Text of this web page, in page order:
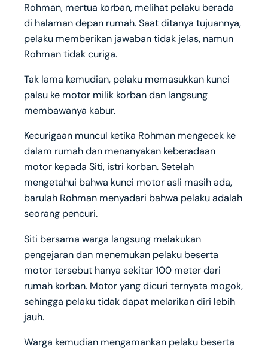
Rohman, mertua korban, melihat pelaku berada
di halaman depan rumah. Saat ditanya tujuannya,
pelaku memberikan jawaban tidak jelas, namun
Rohman tidak curiga.
Tak lama kemudian, pelaku memasukkan kunci
palsu ke motor milik korban dan langsung
membawanya kabur.
Kecurigaan muncul ketika Rohman mengecek ke
dalam rumah dan menanyakan keberadaan
motor kepada Siti, istri korban. Setelah
mengetahui bahwa kunci motor asli masih ada,
barulah Rohman menyadari bahwa pelaku adalah
seorang pencuri.
Siti bersama warga langsung melakukan
pengejaran dan menemukan pelaku beserta
motor tersebut hanya sekitar 100 meter dari
rumah korban. Motor yang dicuri ternyata mogok,
sehingga pelaku tidak dapat melarikan diri lebih
jauh.
Warga kemudian mengamankan pelaku beserta